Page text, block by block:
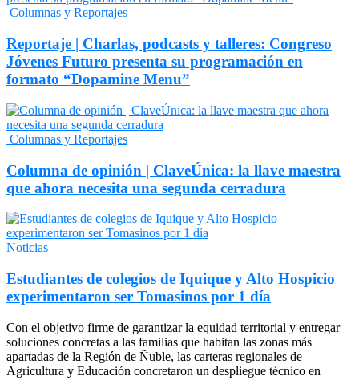
Columnas y Reportajes
Reportaje | Charlas, podcasts y talleres: Congreso
Jóvenes Futuro presenta su programación en
formato “Dopamine Menu”
Columnas y Reportajes
Columna de opinión | ClaveÚnica: la llave maestra
que ahora necesita una segunda cerradura
Noticias
Estudiantes de colegios de Iquique y Alto Hospicio
experimentaron ser Tomasinos por 1 día
Con el objetivo firme de garantizar la equidad territorial y entregar
soluciones concretas a las familias que habitan las zonas más
apartadas de la Región de Ñuble, las carteras regionales de
Agricultura y Educación concretaron un despliegue técnico en